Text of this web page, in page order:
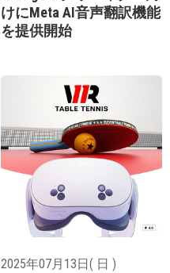
けにMeta AI音声翻訳機能
を提供開始
2025年07月13日( 日 )